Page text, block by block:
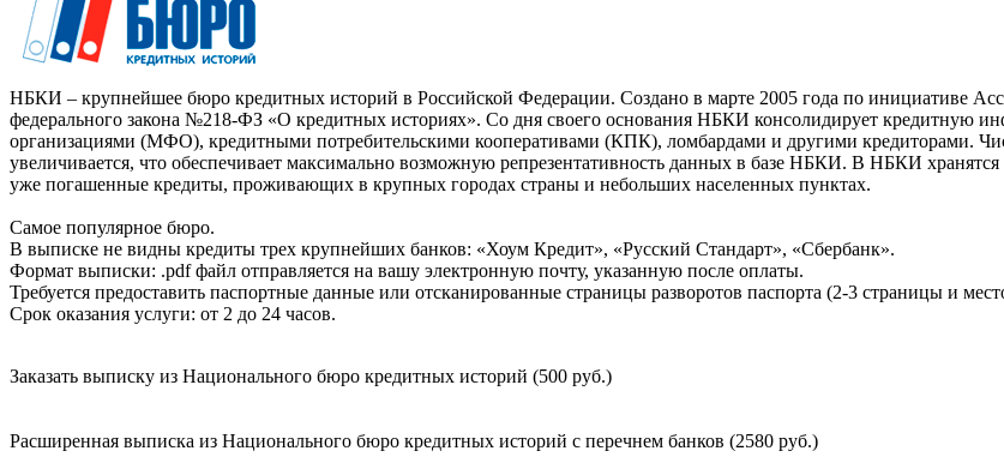
НБКИ – крупнейшее бюро кредитных историй в Российской Федерации. Создано в марте 2005 года по инициативе
федерального закона №218-ФЗ «О кредитных историях». Со дня своего основания НБКИ консолидирует кредитную
организациями (МФО), кредитными потребительскими кооперативами (КПК), ломбардами и другими кредиторами.
увеличивается, что обеспечивает максимально возможную репрезентативность данных в базе НБКИ. В НБКИ
уже погашенные кредиты, проживающих в крупных городах страны и небольших населенных пунктах.
Самое популярное бюро.
В выписке не видны кредиты трех крупнейших банков: «Хоум Кредит», «Русский Стандарт», «Сбербанк».
Формат выписки: .pdf файл отправляется на вашу электронную почту, указанную после оплаты.
Требуется предоставить паспортные данные или отсканированные страницы разворотов паспорта (2-3 страницы и
Срок оказания услуги: от 2 до 24 часов.
Заказать выписку из Национального бюро кредитных историй (500 руб.)
Расширенная выписка из Национального бюро кредитных историй с перечнем банков (2580 руб.)